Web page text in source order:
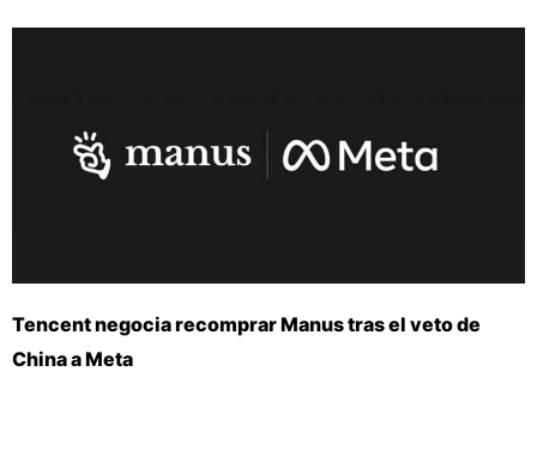
Tencent negocia recomprar Manus tras el veto de
China a Meta